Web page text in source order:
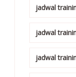
jadwal
jadwal
jadwal